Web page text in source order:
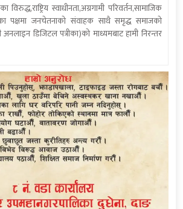
स्वाधीनता,अग्रगामी परिवर्तन,सामाजिक
पक्षमा जनचेतनाको संवाहक साथै समृद्ध समाजको
डिजिटल पत्रीका)को माध्यमबाट हामी निरन्तर